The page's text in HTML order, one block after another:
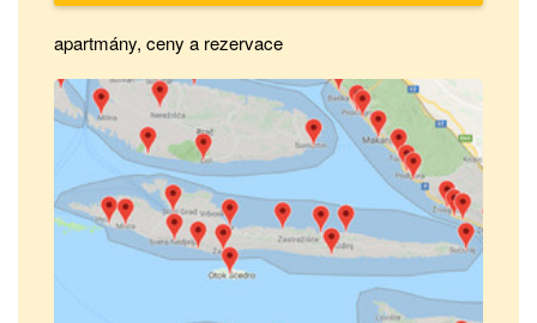
apartmány, ceny a rezervace